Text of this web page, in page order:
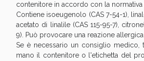
contenitore in accordo con la normativa
Contiene isoeugenolo (CAS 7-54-1),
acetato di linalile (CAS 115-95-7),
9). Può provocare una reazione allergica
Se è necessario un consiglio medico,
mano il contenitore o l'etichetta del